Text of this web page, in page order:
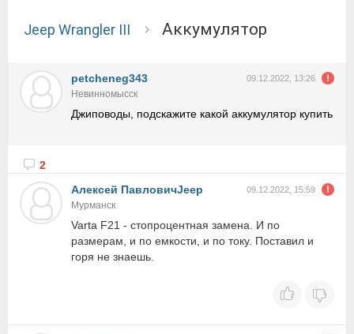
Jeep Wrangler III Аккумулятор
petcheneg343 09.12.2022, 13:26
Невинномысск
Джиповоды, подскажите какой аккумулятор купить
2
Алексей ПавловичJeep
09.12.2022, 15:59
Мурманск
Varta F21 - стопроцентная замена. И по
размерам, и по емкости, и по току. Поставил и
горя не знаешь.